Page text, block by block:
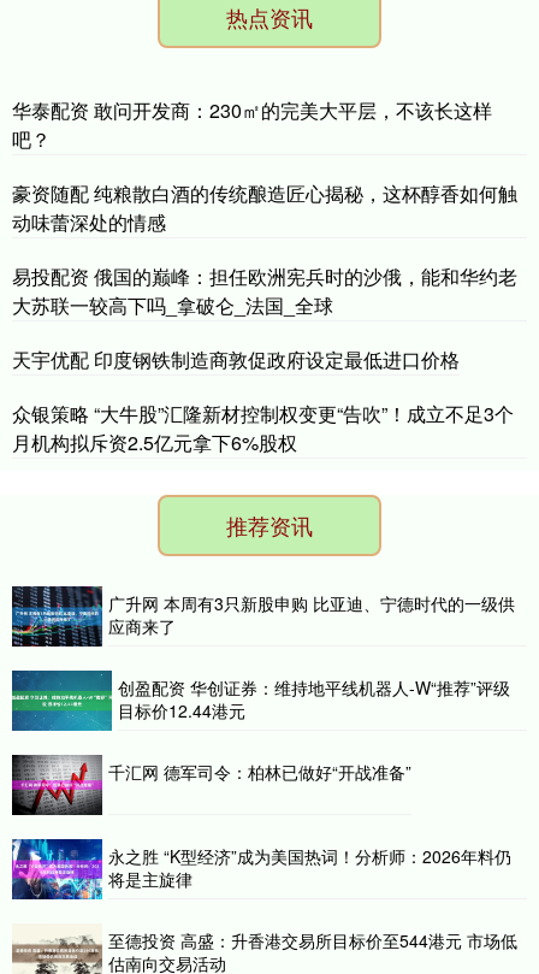
热点资讯
华泰配资 敢问开发商：230㎡的完美大平层，不该长这样
吧？
豪资随配 纯粮散白酒的传统酿造匠心揭秘，这杯醇香如何触
动味蕾深处的情感
易投配资 俄国的巅峰：担任欧洲宪兵时的沙俄，能和华约老
大苏联一较高下吗_拿破仑_法国_全球
天宇优配 印度钢铁制造商敦促政府设定最低进口价格
众银策略 “大牛股”汇隆新材控制权变更“告吹”！成立不足3个
月机构拟斥资2.5亿元拿下6%股权
推荐资讯
广升网 本周有3只新股申购 比亚迪、宁德时代的一级供
应商来了
创盈配资 华创证券：维持地平线机器人-W“推荐”评级
目标价12.44港元
千汇网 德军司令：柏林已做好“开战准备”
永之胜 “K型经济”成为美国热词！分析师：2026年料仍
将是主旋律
至德投资 高盛：升香港交易所目标价至544港元 市场低
估南向交易活动